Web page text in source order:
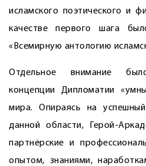
исламского поэтического и
качестве первого шага
«Всемирную антологию
Отдельное внимание
концепции Дипломатии
мира. Опираясь на
данной области, Герой-
партнёрские и
опытом, знаниями,